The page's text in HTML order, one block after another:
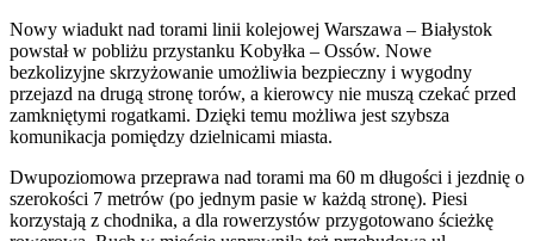
Nowy wiadukt nad torami linii kolejowej Warszawa – Białystok
powstał w pobliżu przystanku Kobyłka – Ossów. Nowe
bezkolizyjne skrzyżowanie umożliwia bezpieczny i wygodny
przejazd na drugą stronę torów, a kierowcy nie muszą czekać przed
zamkniętymi rogatkami. Dzięki temu możliwa jest szybsza
komunikacja pomiędzy dzielnicami miasta.
Dwupoziomowa przeprawa nad torami ma 60 m długości i jezdnię o
szerokości 7 metrów (po jednym pasie w każdą stronę). Piesi
korzystają z chodnika, a dla rowerzystów przygotowano ścieżkę